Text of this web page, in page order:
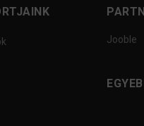
Jooble